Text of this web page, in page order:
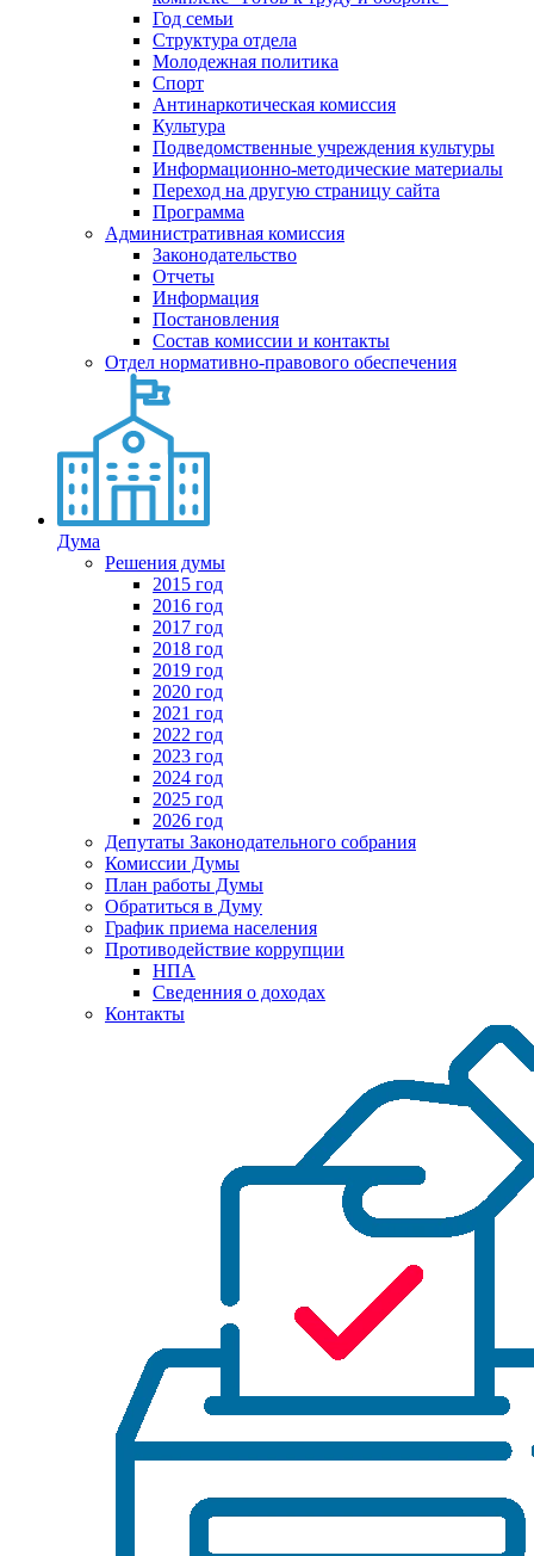
Год семьи
Структура отдела
Молодежная политика
Спорт
Антинаркотическая комиссия
Культура
Подведомственные учреждения культуры
Информационно-методические материалы
Переход на другую страницу сайта
Программа
Административная комиссия
Законодательство
Отчеты
Информация
Постановления
Состав комиссии и контакты
Отдел нормативно-правового обеспечения
Дума
Решения думы
2015 год
2016 год
2017 год
2018 год
2019 год
2020 год
2021 год
2022 год
2023 год
2024 год
2025 год
2026 год
Депутаты Законодательного собрания
Комиссии Думы
План работы Думы
Обратиться в Думу
График приема населения
Противодействие коррупции
НПА
Сведенния о доходах
Контакты